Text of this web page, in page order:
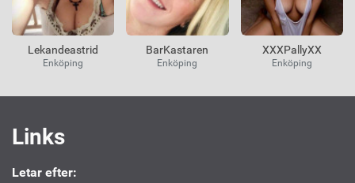
Lekandeastrid
Enköping
BarKastaren
Enköping
XXXPallyXX
Enköping
Användbara
länkar
Links
Letar efter: